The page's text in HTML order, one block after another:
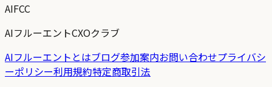
AIFCC
AIフルーエントCXOクラブ
AIフルーエントとはブログ参加案内お問い合わせプライバシ
ーポリシー利用規約特定商取引法